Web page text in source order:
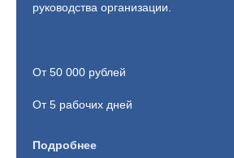
руководства организации.
От 50 000 рублей
От 5 рабочих дней
Подробнее